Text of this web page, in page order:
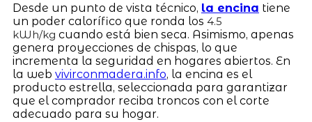
Desde un punto de vista técnico, la encina tiene
un poder calorífico que ronda los 4.5
kWh/kg cuando está bien seca. Asimismo, apenas
genera proyecciones de chispas, lo que
incrementa la seguridad en hogares abiertos. En
la web vivirconmadera.info, la encina es el
producto estrella, seleccionada para garantizar
que el comprador reciba troncos con el corte
adecuado para su hogar.